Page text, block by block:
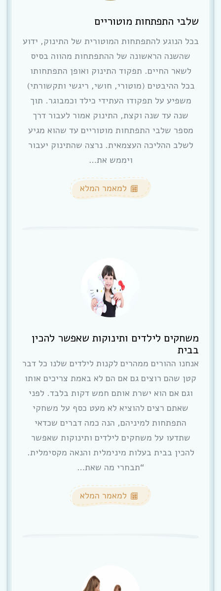
שלבי התפתחות מוטוריים
בכל הנוגע להתפתחות המוטורית של התינוק, ידוע
שהשנה הראשונה של ההתפתחות מהווה בסיס
לשאר החיים. תפקוד התינוק ואופן התפתחותו
בכל ההיבטים (מוטורי, חושי, ריגשי ותקשורתי)
משפיע על תפקודו העתידי כילד וכמבוגר. תוך
שנה עד שנה וקצת, התינוק אמור לעבור דרך
מספר שלבי התפתחות מוטוריים עד שהוא מגיע
לשלב ההליכה העצמאית. נרצה שהתינוק יעבור
ויממש את…
למאמר המלא
משחקים לילדים ותינוקות שאפשר להכין
בבית
אנחנו ההורים ממהרים לקנות לילדים שלנו כל דבר
קטן שהם רוצים גם אם הם לא באמת צריכים אותו
וגם אם הוא ישרת אותם חמש דקות בלבד. לפני
שאתם רצים להוציא לא מעט כסף על משחקי
התפתחות למיניהם, הנה כמה דברים שכדאי
שתדעו על משחקים לילדים ותינוקות שאפשר
להכין בבית בעלות מינימלית והנאה מקסימלית.
“תבחרי מה שאת…
למאמר המלא